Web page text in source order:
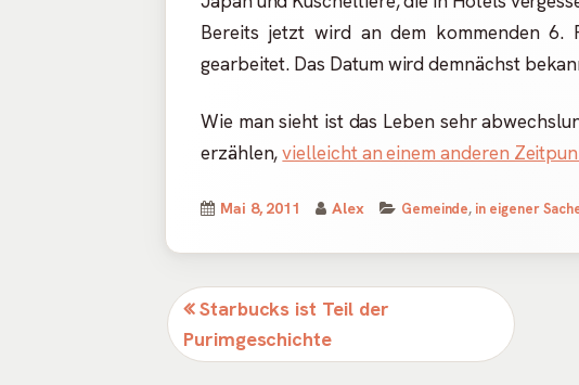
Bereits jetzt wird an dem kommenden 6.
gearbeitet. Das Datum wird demnächst
Wie man sieht ist das Leben sehr
erzählen,vielleicht an einem anderen
Veröffentlicht
Mai 8, 2011 Autor
Alex Kategorien
Gemeinde, in eigener
Beitragsnavigation
Vorheriger
Beitrag:
Starbucks ist Teil der
Purimgeschichte